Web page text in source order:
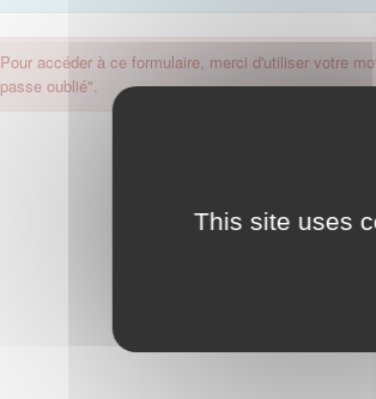
This site uses
Pour accéder à ce formulaire, merci d'utiliser votre
passe oublié".